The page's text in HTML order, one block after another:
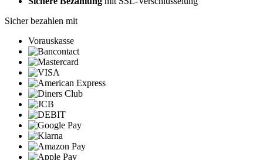
Sicher bezahlen mit
Vorauskasse